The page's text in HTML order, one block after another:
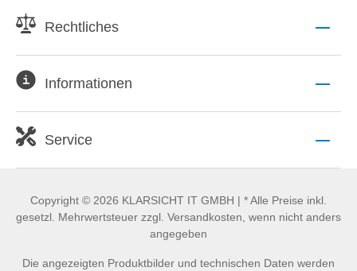
Rechtliches
Informationen
Service
Copyright © 2026 KLARSICHT IT GMBH | * Alle Preise inkl.
gesetzl. Mehrwertsteuer zzgl. Versandkosten, wenn nicht anders
angegeben
Die angezeigten Produktbilder und technischen Daten werden